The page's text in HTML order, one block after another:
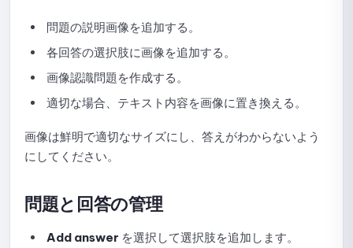
問題の説明画像を追加する。
各回答の選択肢に画像を追加する。
画像認識問題を作成する。
適切な場合、テキスト内容を画像に置き換える。
画像は鮮明で適切なサイズにし、答えがわからないよう
にしてください。
問題と回答の管理
Add answer を選択して選択肢を追加します。